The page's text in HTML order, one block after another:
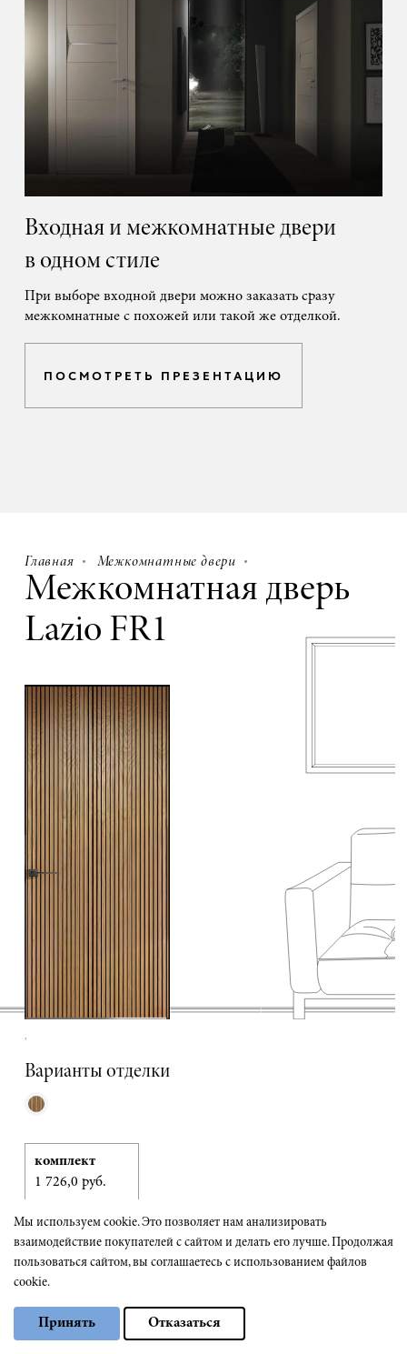
Входная и межкомнатные двери
в одном стиле
При выборе входной двери можно заказать сразу
межкомнатные с похожей или такой же отделкой.
ПОСМОТРЕТЬ ПРЕЗЕНТАЦИЮ
ИЗГОТОВЛЕНИЕ ОТ 30 РАБ. ДНЕЙ
1094 руб.
Главная Межкомнатные двери
Межкомнатная дверь
Lazio FR1
,
Варианты отделки
комплект
1 726,0 руб.
Мы используем cookie. Это позволяет нам анализировать
взаимодействие покупателей с сайтом и делать его лучше. Продолжая
пользоваться сайтом, вы соглашаетесь с использованием файлов
cookie.
Минимальные
Принять Отказаться